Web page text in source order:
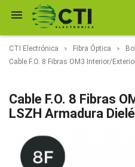

CTI Electrónica Fibra Óptica
Cable F.O. 8 Fibras OM3 Interior/
Cable F.O. 8 Fibras
LSZH Armadura